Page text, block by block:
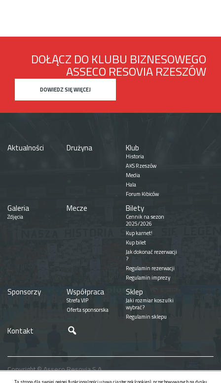
DOŁĄCZ DO KLUBU BIZNESOWEGO
ASSECO RESOVIA RZESZÓW
DOWIEDZ SIĘ WIĘCEJ
Aktualności Drużyna Klub
Historia
AKS Rzeszów
Media
Hala
Forum Kibiców
Galeria
Zdjęcia
Mecze Bilety
Cennik na sezon
2025/2026
Kup karnet!
Kup bilet
Jak dokonać rezerwacji
?
Regulamin rezerwacji
Regulamin imprezy
Sponsorzy Współpraca
Strefa VIP
Oferta sponsorska
Sklep
Jaki rozmiar koszulki
wybrać?
Regulamin sklepu
Kontakt
Copyright © Asseco Resovia S.A.